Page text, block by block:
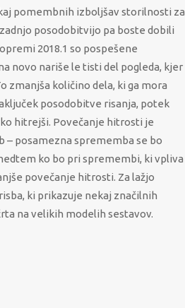
pomembnih izboljšav storilnosti za
posodobitvijo pa boste dobili
2018.1 so pospešene
novo nariše le tisti del pogleda, kjer
zmanjša količino dela, ki ga mora
posodobitve risanja, potek
hitrejši. Povečanje hitrosti je
– posamezna sprememba se bo
ko bo pri spremembi, ki vpliva
povečanje hitrosti. Za lažjo
ki prikazuje nekaj značilnih
na velikih modelih sestavov.